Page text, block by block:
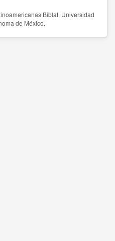
Biblat. Universidad
de México.